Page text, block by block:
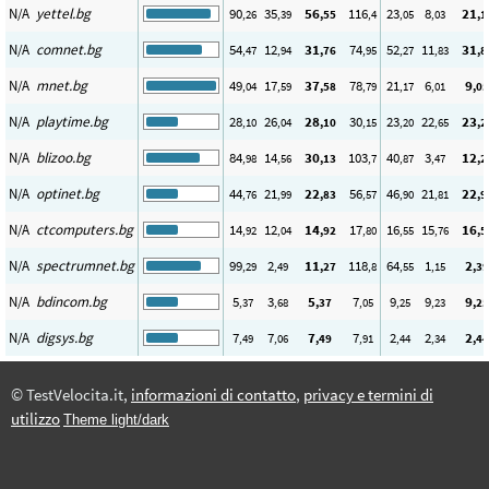
N/A yettel.bg 90,26 35,39 56,55 116,4 23,05 8,03 21
N/A comnet.bg 54,47 12,94 31,76 74,95 52,27 11,83 31
N/A mnet.bg 49,04 17,59 37,58 78,79 21,17 6,01 9,05
N/A playtime.bg 28,10 26,04 28,10 30,15 23,20 22,65 23
N/A blizoo.bg 84,98 14,56 30,13 103,7 40,87 3,47 12
N/A optinet.bg 44,76 21,99 22,83 56,57 46,90 21,81 22
N/A ctcomputers.bg 14,92 12,04 14,92 17,80 16,55 15,76 16
N/A spectrumnet.bg 99,29 2,49 11,27 118,8 64,55 1,15 2,39
N/A bdincom.bg 5,37 3,68 5,37 7,05 9,25 9,23 9,25
N/A digsys.bg 7,49 7,06 7,49 7,91 2,44 2,34 2,44
© TestVelocita.it, informazioni di contatto, privacy e termini di
utilizzo Theme light/dark